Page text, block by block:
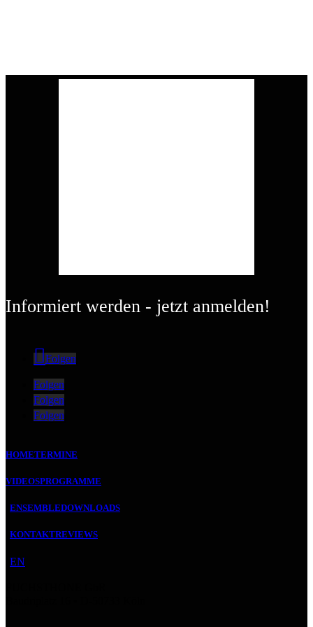
Informiert werden - jetzt anmelden!
Folgen
Folgen
Folgen
Folgen
HOMETERMINE
VIDEOSPROGRAMME
ENSEMBLEDOWNLOADS
KONTAKTREVIEWS
EN